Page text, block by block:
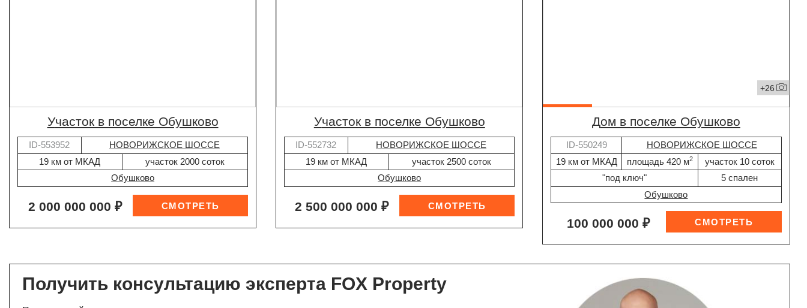
участок в поселке Обушково
ID-553952
НОВОРИЖСКОЕ ШОССЕ
19 км от МКАД
участок 2000 соток
Обушково
2 000 000 000 ₽
участок в поселке Обушково
ID-552732
НОВОРИЖСКОЕ ШОССЕ
19 км от МКАД
участок 2500 соток
Обушково
2 500 000 000 ₽
+26
дом в поселке Обушково
ID-550249
НОВОРИЖСКОЕ ШОССЕ
19 км от МКАД
площадь 420 м2
участок 10 соток
"под ключ"
5 спален
Обушково
100 000 000 ₽
Получить консультацию эксперта FOX Property